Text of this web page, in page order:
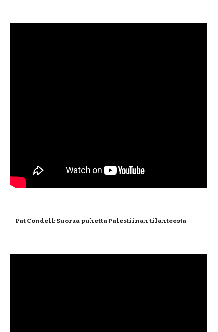
Pat Condell: Suoraa puhetta Palestiinan tilanteesta